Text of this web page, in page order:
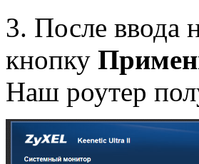
3. После ввода
кнопку
Наш роутер